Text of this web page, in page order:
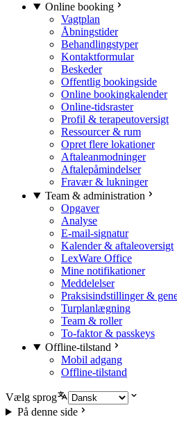
Online booking
Vagtplan
Åbningstider
Behandlingstyper
Kontaktformular
Beskeder
Offentlig bookingside
Online bookingkalender
Online-tidsraster
Profil & terapeutoversigt
Ressourcer & rum
Opret flere lokationer
Aftaleanmodninger
Aftalepåmindelser
Fravær & lukninger
Team & administration
Opgaver
Analyse
E-mail-signatur
Kalender & aftaleoversigt
LexWare Office
Mine notifikationer
Meddelelser
Praksisindstillinger &
Turplanlægning
Team & roller
To-faktor & passkeys
Offline-tilstand
Mobil adgang
Offline-tilstand
Vælg sprog
På denne side